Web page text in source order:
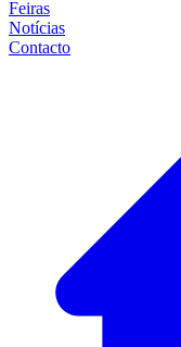
Feiras
Notícias
Contacto